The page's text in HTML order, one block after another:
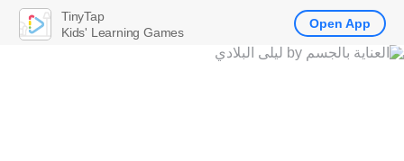
TinyTap
Kids' Learning Games
Open App